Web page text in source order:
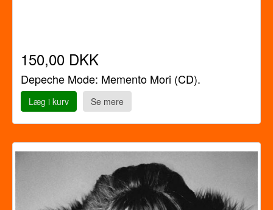
150,00 DKK
Depeche Mode: Memento Mori (CD).
Læg i kurv Se mere